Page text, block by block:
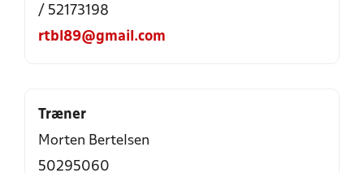
/ 52173198
rtbl89@gmail.com
Træner
Morten Bertelsen
50295060